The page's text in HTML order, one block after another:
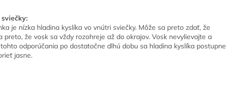
je nízka hladina kyslíka vo vnútri sviečky. Môže sa preto zdať, že
preto, že vosk sa vždy rozohreje až do okrajov. Vosk nevylievajte a
odporúčania po dostatočne dlhú dobu sa hladina kyslíka postupne
jasne.